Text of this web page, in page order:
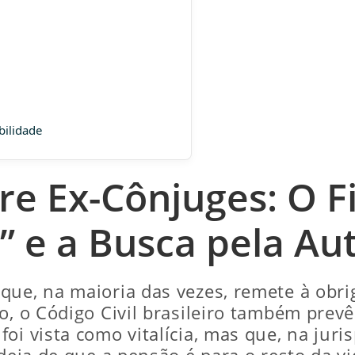
Ex-Cônjuges: O
e a Busca pela
na maioria das vezes, remete à
o Código Civil brasileiro também
vista como vitalícia, mas que, na